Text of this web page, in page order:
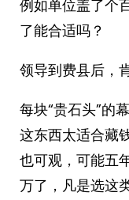
例如单位盖了个
了能合适吗？
领导到费县后，
每块“贵石头”的
这东西太适合藏
也可观，可能五
万了，凡是选这